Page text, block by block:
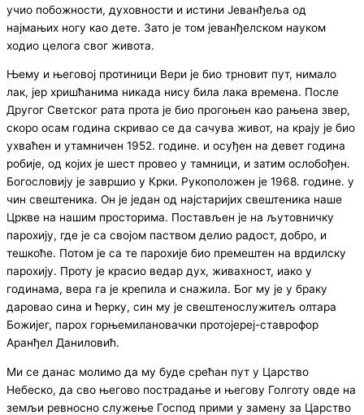
учио побожности, духовности и истини Јеванђеља од
најмањих ногу као дете. Зато је том јеванђелском науком
ходио целога свог живота.
Њему и његовој протиници Вери је био трновит пут, нимало
лак, јер хришћанима никада нису била лака времена. После
Другог Светског рата прота је био прогоњен као рањена звер,
скоро осам година скривао се да сачува живот, на крају је био
ухваћен и утамничен 1952. године. и осуђен на девет година
робије, од којих је шест провео у тамници, и затим ослобођен.
Богословију је завршио у Крки. Рукоположен је 1968. године. у
чин свештеника. Он је један од најстаријих свештеника наше
Цркве на нашим просторима. Постављен је на љутовничку
парохију, где је са својом паством делио радост, добро, и
тешкоће. Потом је са те парохије био премештен на врдилску
парохију. Проту је красио ведар дух, живахност, иако у
годинама, вера га је крепила и снажила. Бог му је у браку
даровао сина и ћерку, син му је свештенослужитељ олтара
Божијег, парох горњемилановачки протојереј-ставрофор
Аранђел Даниловић.
Ми се данас молимо да му буде срећан пут у Царство
Небеско, да сво његово пострадање и његову Голготу овде на
земљи ревносно служење Господ прими у замену за Царство